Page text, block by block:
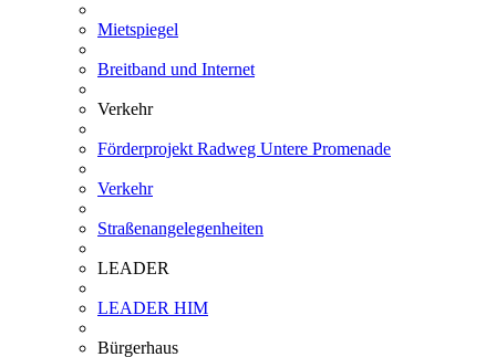
Mietspiegel
Breitband und Internet
Verkehr
Förderprojekt Radweg Untere Promenade
Verkehr
Straßenangelegenheiten
LEADER
LEADER HIM
Bürgerhaus